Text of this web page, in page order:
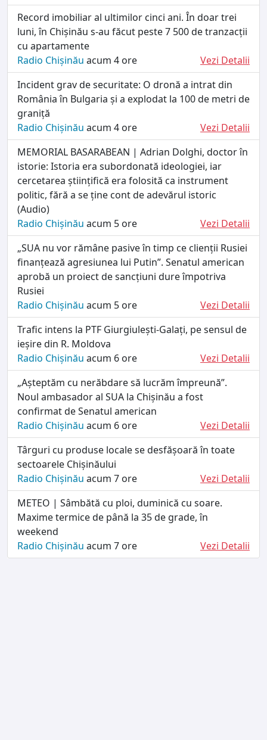
Record imobiliar al ultimilor cinci ani. În doar trei
luni, în Chișinău s-au făcut peste 7 500 de tranzacții
cu apartamente
Radio Chișinău acum 4 ore
Vezi Detalii
Incident grav de securitate: O dronă a intrat din
România în Bulgaria și a explodat la 100 de metri de
graniță
Radio Chișinău acum 4 ore
Vezi Detalii
MEMORIAL BASARABEAN | Adrian Dolghi, doctor în
istorie: Istoria era subordonată ideologiei, iar
cercetarea științifică era folosită ca instrument
politic, fără a se ține cont de adevărul istoric
(Audio)
Radio Chișinău acum 5 ore
Vezi Detalii
„SUA nu vor rămâne pasive în timp ce clienții Rusiei
finanțează agresiunea lui Putin”. Senatul american
aprobă un proiect de sancțiuni dure împotriva
Rusiei
Radio Chișinău acum 5 ore
Vezi Detalii
Trafic intens la PTF Giurgiulești-Galați, pe sensul de
ieșire din R. Moldova
Radio Chișinău acum 6 ore
Vezi Detalii
„Așteptăm cu nerăbdare să lucrăm împreună”.
Noul ambasador al SUA la Chișinău a fost
confirmat de Senatul american
Radio Chișinău acum 6 ore
Vezi Detalii
Târguri cu produse locale se desfășoară în toate
sectoarele Chișinăului
Radio Chișinău acum 7 ore
Vezi Detalii
METEO | Sâmbătă cu ploi, duminică cu soare.
Maxime termice de până la 35 de grade, în
weekend
Radio Chișinău acum 7 ore Vezi Detalii